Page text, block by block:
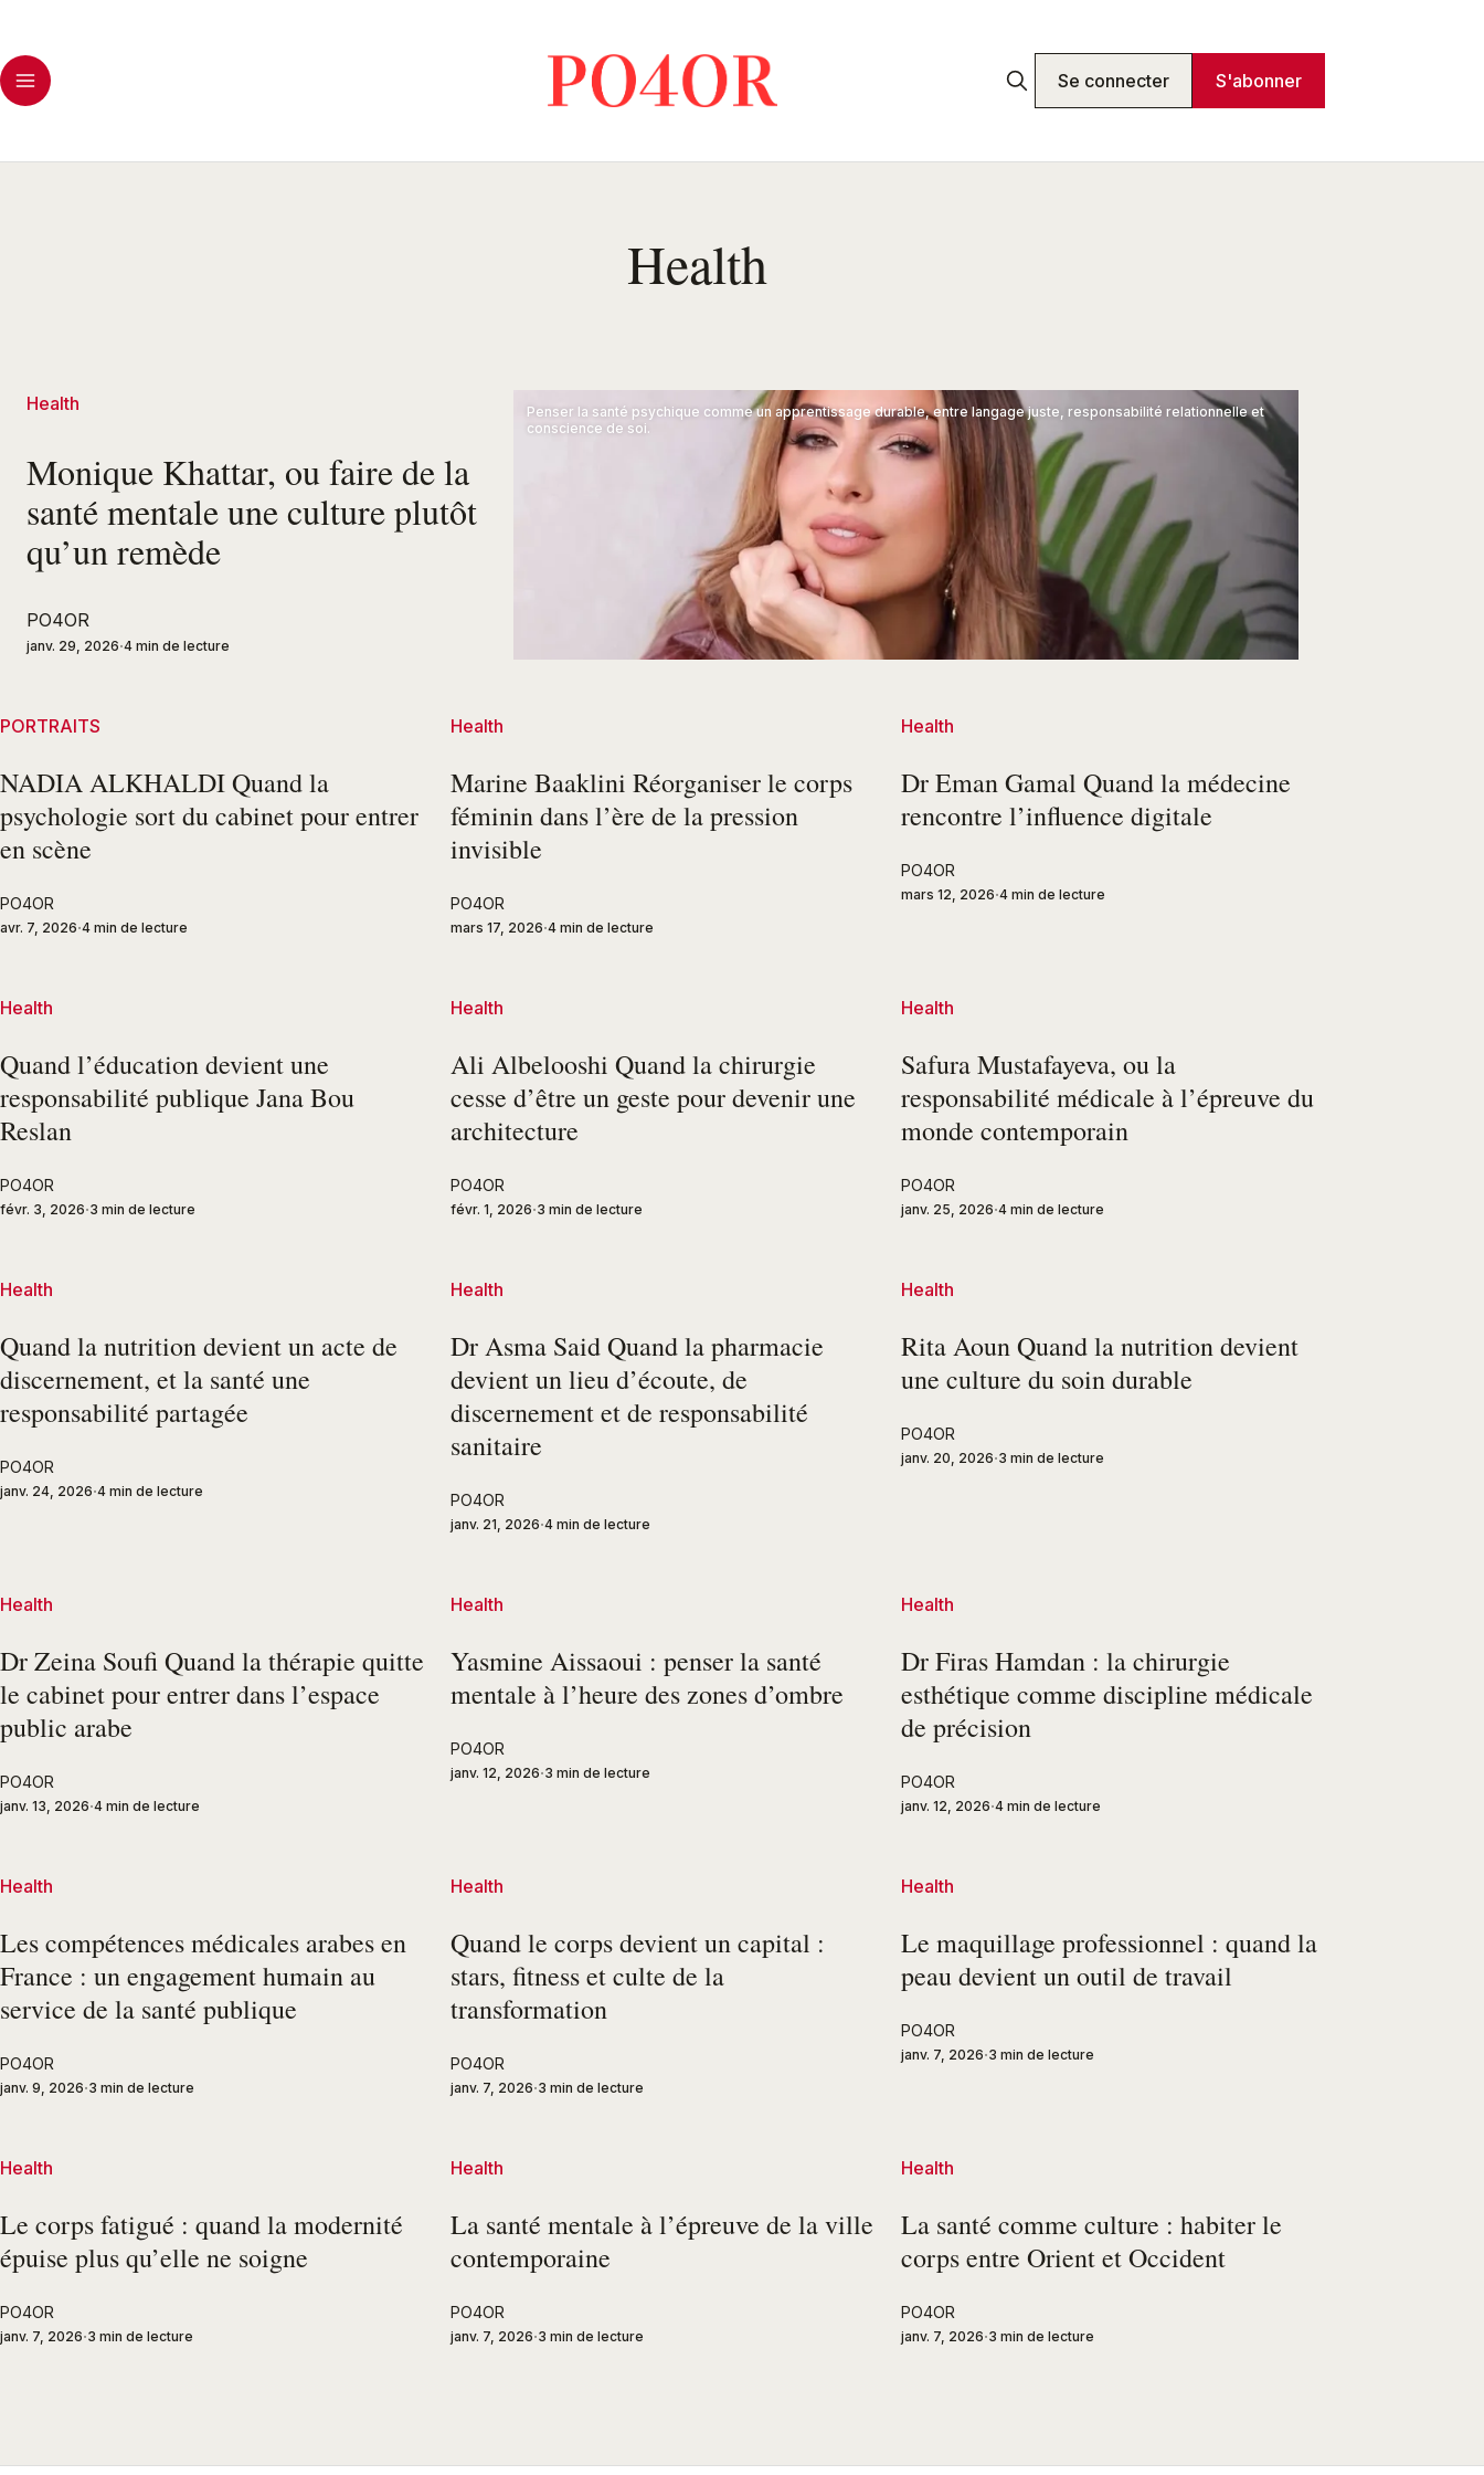
Se connecter S'abonner
Health
Penser la santé psychique comme un apprentissage durable, entre langage juste, responsabilité relationnelle et
conscience de soi.
Health
Monique Khattar, ou faire de la
santé mentale une culture plutôt
qu’un remède
PO4OR
janv. 29, 2026 4 min de lecture
PORTRAITS
NADIA ALKHALDI Quand la
psychologie sort du cabinet pour entrer
en scène
PO4OR
avr. 7, 2026 4 min de lecture
Health
Marine Baaklini Réorganiser le corps
féminin dans l’ère de la pression
invisible
PO4OR
mars 17, 2026 4 min de lecture
Health
Dr Eman Gamal Quand la médecine
rencontre l’influence digitale
PO4OR
mars 12, 2026 4 min de lecture
Health
Quand l’éducation devient une
responsabilité publique Jana Bou
Reslan
PO4OR
févr. 3, 2026 3 min de lecture
Health
Ali Albelooshi Quand la chirurgie
cesse d’être un geste pour devenir une
architecture
PO4OR
févr. 1, 2026 3 min de lecture
Health
Safura Mustafayeva, ou la
responsabilité médicale à l’épreuve du
monde contemporain
PO4OR
janv. 25, 2026 4 min de lecture
Health
Quand la nutrition devient un acte de
discernement, et la santé une
responsabilité partagée
PO4OR
janv. 24, 2026 4 min de lecture
Health
Dr Asma Said Quand la pharmacie
devient un lieu d’écoute, de
discernement et de responsabilité
sanitaire
PO4OR
janv. 21, 2026 4 min de lecture
Health
Rita Aoun Quand la nutrition devient
une culture du soin durable
PO4OR
janv. 20, 2026 3 min de lecture
Health
Dr Zeina Soufi Quand la thérapie quitte
le cabinet pour entrer dans l’espace
public arabe
PO4OR
janv. 13, 2026 4 min de lecture
Health
Yasmine Aissaoui : penser la santé
mentale à l’heure des zones d’ombre
PO4OR
janv. 12, 2026 3 min de lecture
Health
Dr Firas Hamdan : la chirurgie
esthétique comme discipline médicale
de précision
PO4OR
janv. 12, 2026 4 min de lecture
Health
Les compétences médicales arabes en
France : un engagement humain au
service de la santé publique
PO4OR
janv. 9, 2026 3 min de lecture
Health
Quand le corps devient un capital :
stars, fitness et culte de la
transformation
PO4OR
janv. 7, 2026 3 min de lecture
Health
Le maquillage professionnel : quand la
peau devient un outil de travail
PO4OR
janv. 7, 2026 3 min de lecture
Health
Le corps fatigué : quand la modernité
épuise plus qu’elle ne soigne
PO4OR
janv. 7, 2026 3 min de lecture
Health
La santé mentale à l’épreuve de la ville
contemporaine
PO4OR
janv. 7, 2026 3 min de lecture
Health
La santé comme culture : habiter le
corps entre Orient et Occident
PO4OR
janv. 7, 2026 3 min de lecture